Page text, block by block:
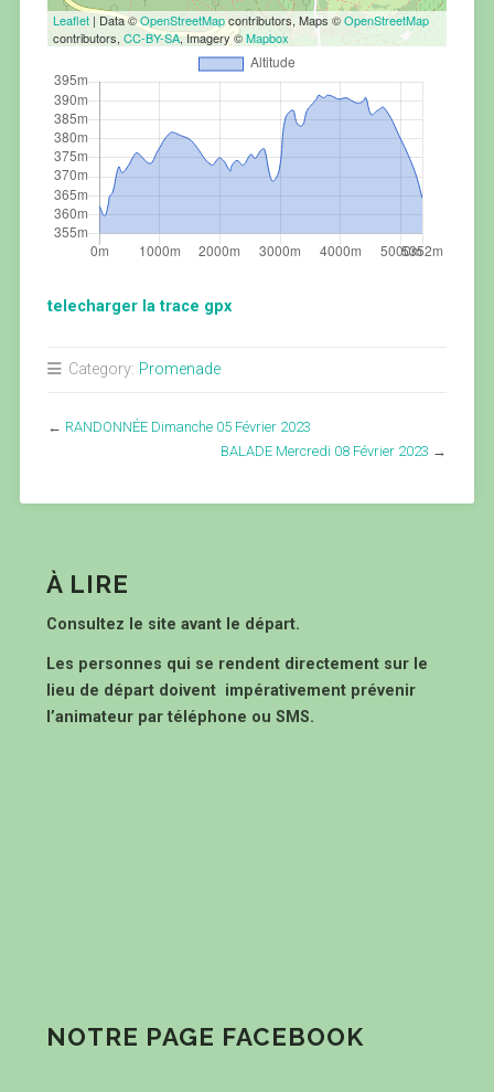
Leaflet| Data ©OpenStreetMapcontributors, Maps ©OpenStreetMap
contributors, CC-BY-SA, Imagery ©Mapbox
telecharger la trace gpx
Category: Promenade
← RANDONNÉE Dimanche 05 Février 2023
BALADE Mercredi 08 Février 2023 →
À LIRE
Consultez le site avant le départ.
Les personnes qui se rendent directement sur le
lieu de départ doivent impérativement prévenir
l’animateur par téléphone ou SMS.
NOTRE PAGE FACEBOOK